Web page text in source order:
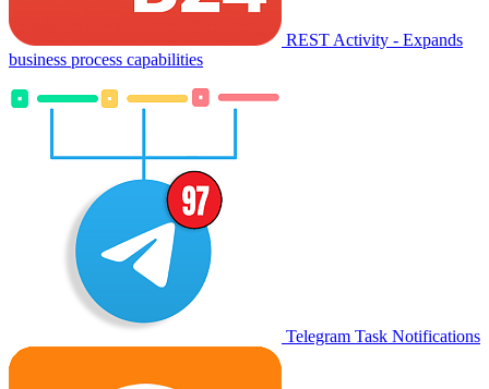
REST Activity - Expands
business process capabilities
Telegram Task Notifications